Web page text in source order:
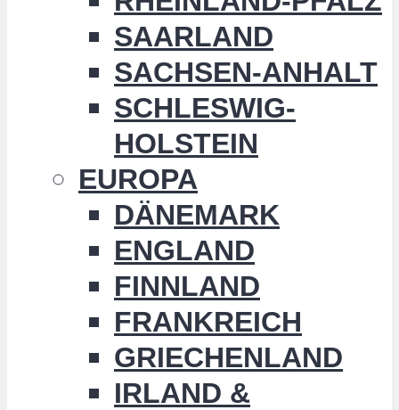
SAARLAND
SACHSEN-ANHALT
SCHLESWIG-
HOLSTEIN
EUROPA
DÄNEMARK
ENGLAND
FINNLAND
FRANKREICH
GRIECHENLAND
IRLAND &